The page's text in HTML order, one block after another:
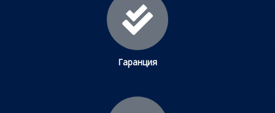
Гаранция